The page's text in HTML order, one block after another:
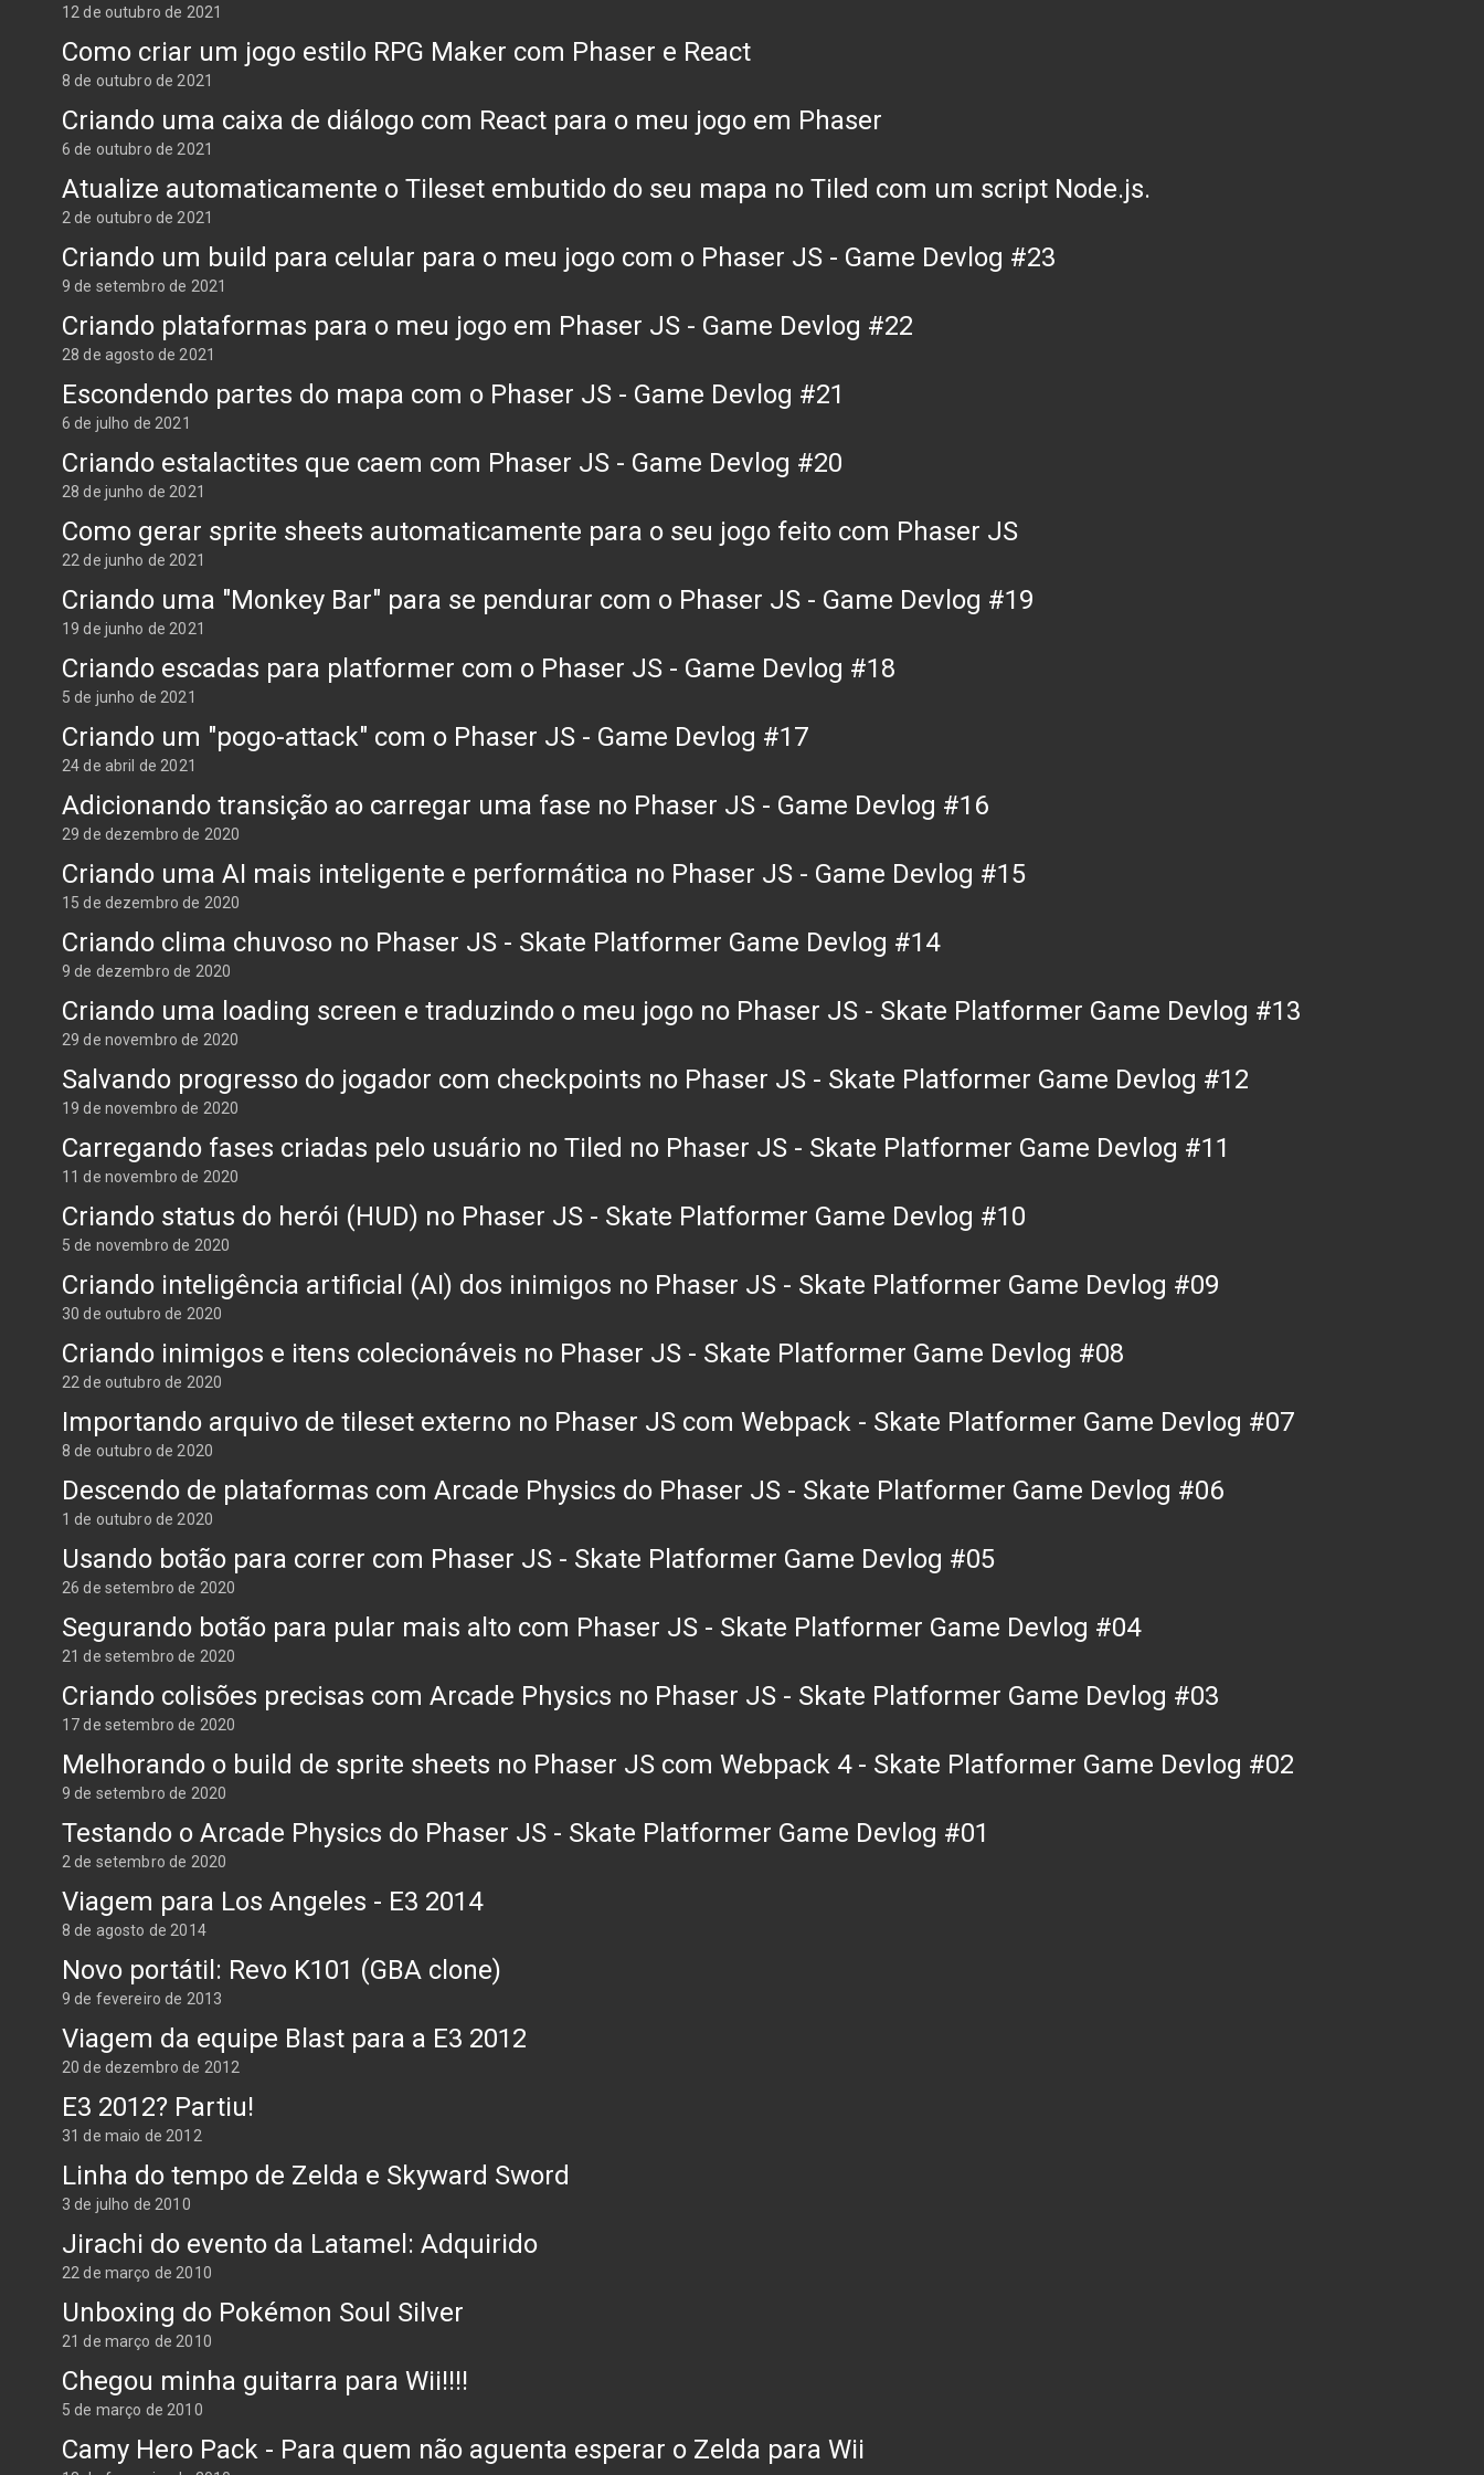
12 de outubro de 2021
Como criar um jogo estilo RPG Maker com Phaser e React
8 de outubro de 2021
Criando uma caixa de diálogo com React para o meu jogo em Phaser
6 de outubro de 2021
Atualize automaticamente o Tileset embutido do seu mapa no Tiled com um script Node.js.
2 de outubro de 2021
Criando um build para celular para o meu jogo com o Phaser JS - Game Devlog #23
9 de setembro de 2021
Criando plataformas para o meu jogo em Phaser JS - Game Devlog #22
28 de agosto de 2021
Escondendo partes do mapa com o Phaser JS - Game Devlog #21
6 de julho de 2021
Criando estalactites que caem com Phaser JS - Game Devlog #20
28 de junho de 2021
Como gerar sprite sheets automaticamente para o seu jogo feito com Phaser JS
22 de junho de 2021
Criando uma "Monkey Bar" para se pendurar com o Phaser JS - Game Devlog #19
19 de junho de 2021
Criando escadas para platformer com o Phaser JS - Game Devlog #18
5 de junho de 2021
Criando um "pogo-attack" com o Phaser JS - Game Devlog #17
24 de abril de 2021
Adicionando transição ao carregar uma fase no Phaser JS - Game Devlog #16
29 de dezembro de 2020
Criando uma AI mais inteligente e performática no Phaser JS - Game Devlog #15
15 de dezembro de 2020
Criando clima chuvoso no Phaser JS - Skate Platformer Game Devlog #14
9 de dezembro de 2020
Criando uma loading screen e traduzindo o meu jogo no Phaser JS - Skate Platformer Game Devlog #13
29 de novembro de 2020
Salvando progresso do jogador com checkpoints no Phaser JS - Skate Platformer Game Devlog #12
19 de novembro de 2020
Carregando fases criadas pelo usuário no Tiled no Phaser JS - Skate Platformer Game Devlog #11
11 de novembro de 2020
Criando status do herói (HUD) no Phaser JS - Skate Platformer Game Devlog #10
5 de novembro de 2020
Criando inteligência artificial (AI) dos inimigos no Phaser JS - Skate Platformer Game Devlog #09
30 de outubro de 2020
Criando inimigos e itens colecionáveis no Phaser JS - Skate Platformer Game Devlog #08
22 de outubro de 2020
Importando arquivo de tileset externo no Phaser JS com Webpack - Skate Platformer Game Devlog #07
8 de outubro de 2020
Descendo de plataformas com Arcade Physics do Phaser JS - Skate Platformer Game Devlog #06
1 de outubro de 2020
Usando botão para correr com Phaser JS - Skate Platformer Game Devlog #05
26 de setembro de 2020
Segurando botão para pular mais alto com Phaser JS - Skate Platformer Game Devlog #04
21 de setembro de 2020
Criando colisões precisas com Arcade Physics no Phaser JS - Skate Platformer Game Devlog #03
17 de setembro de 2020
Melhorando o build de sprite sheets no Phaser JS com Webpack 4 - Skate Platformer Game Devlog #02
9 de setembro de 2020
Testando o Arcade Physics do Phaser JS - Skate Platformer Game Devlog #01
2 de setembro de 2020
Viagem para Los Angeles - E3 2014
8 de agosto de 2014
Novo portátil: Revo K101 (GBA clone)
9 de fevereiro de 2013
Viagem da equipe Blast para a E3 2012
20 de dezembro de 2012
E3 2012? Partiu!
31 de maio de 2012
Linha do tempo de Zelda e Skyward Sword
3 de julho de 2010
Jirachi do evento da Latamel: Adquirido
22 de março de 2010
Unboxing do Pokémon Soul Silver
21 de março de 2010
Chegou minha guitarra para Wii!!!!
5 de março de 2010
Camy Hero Pack - Para quem não aguenta esperar o Zelda para Wii